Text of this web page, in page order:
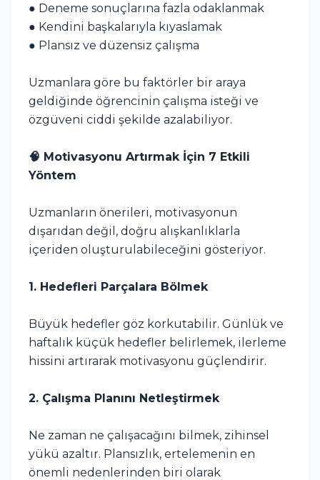
● Deneme sonuçlarına fazla odaklanmak
● Kendini başkalarıyla kıyaslamak
● Plansız ve düzensiz çalışma
Uzmanlara göre bu faktörler bir araya
geldiğinde öğrencinin çalışma isteği ve
özgüveni ciddi şekilde azalabiliyor.
🧠 Motivasyonu Artırmak İçin 7 Etkili
Yöntem
Uzmanların önerileri, motivasyonun
dışarıdan değil, doğru alışkanlıklarla
içeriden oluşturulabileceğini gösteriyor.
1. Hedefleri Parçalara Bölmek
Büyük hedefler göz korkutabilir. Günlük ve
haftalık küçük hedefler belirlemek, ilerleme
hissini artırarak motivasyonu güçlendirir.
2. Çalışma Planını Netleştirmek
Ne zaman ne çalışacağını bilmek, zihinsel
yükü azaltır. Plansızlık, ertelemenin en
önemli nedenlerinden biri olarak